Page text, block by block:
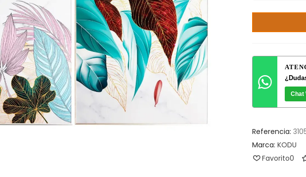
Chat
Referencia:
Marca: KODU
Favorito0